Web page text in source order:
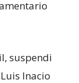
suspendi
Inacio